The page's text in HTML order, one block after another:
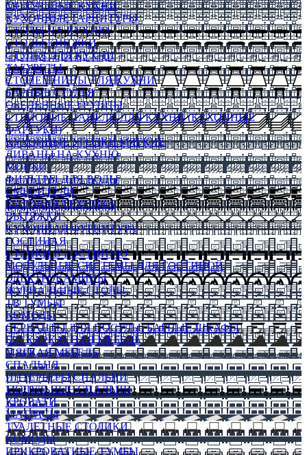
МОДУЛЬНЫЕ КУХНИ
КУХОННЫЕ ГАРНИТУРЫ
СТОЛЫ НА КУХНЮ
СТОЛЫ КНИЖКИ
СТУЛЬЯ ДЛЯ КУХНИ
ТАБУРЕТЫ
СТОЛЕШНИЦЫ ДЛЯ КУХНИ
БАРНЫЕ СТУЛЬЯ
ОБЕДЕННЫЕ ГРУППЫ
СТЕНОВЫЕ ПАНЕЛИ ДЛЯ КУХНИ (КУХОННЫЕ
ФАРТУКИ)
КУХОННЫЕ УГОЛКИ МЯГКИЕ
ДИВАНЫ НА КУХНЮ
МОЙКИ
ФИЛЬТРЫ ДЛЯ ВОДЫ
СМЕСИТЕЛИ
БЫТОВАЯ ТЕХНИКА
ВЫТЯЖКИ
КУХОННАЯ ФУРНИТУРА
ГОСТИНАЯ
СТЕНКИ В ГОСТИНУЮ
МОДУЛЬНЫЕ СИСТЕМЫ ДЛЯ ГОСТИНОЙ
ЭЛЕКТРОКАМИНЫ
ЖУРНАЛЬНЫЕ СТОЛЫ
ТВ ТУМБЫ
КОМОДЫ
СЕРВАНТЫ ДЛЯ ПОСУДЫ, БАРНЫЕ ШКАФЫ
БЕСКАРКАСНАЯ МЕБЕЛЬ
МЯГКАЯ МЕБЕЛЬ
СПАЛЬНЯ
ИНТЕРЬЕРЫ СПАЛЬНИ
МОДУЛЬНЫЕ СПАЛЬНИ
КРОВАТИ
МАТРАСЫ
ТУАЛЕТНЫЕ СТОЛИКИ
КОМОДЫ
ПРИКРОВАТНЫЕ ТУМБЫ